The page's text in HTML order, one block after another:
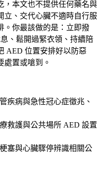
，本文也不提供任何藥名與
立、交代心臟不適時自行服
。你最該做的是：立即撥
、鬆開過緊衣領、持續陪
AED 位置安排好以防惡
處置或嗆到。
疾病與急性冠心症徵兆、
救護與公共場所 AED 設置
塞與心臟驟停辨識相關公